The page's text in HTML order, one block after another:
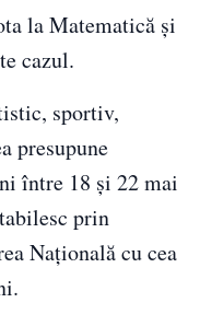
la Matematică și
cazul.
sportiv,
presupune
între 18 și 22 mai
prin
Națională cu cea